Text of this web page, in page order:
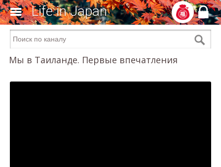
Life in Japan
Мы в Таиланде. Первые впечатления